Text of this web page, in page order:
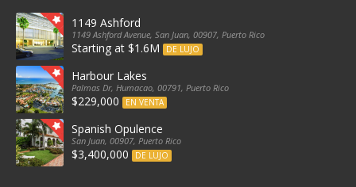
1149 Ashford
1149 Ashford Avenue, San Juan, 00907, Puerto Rico
Starting at $1.6M DE LUJO
Harbour Lakes
Palmas Dr, Humacao, 00791, Puerto Rico
$229,000 EN VENTA
Spanish Opulence
San Juan, 00907, Puerto Rico
$3,400,000 DE LUJO